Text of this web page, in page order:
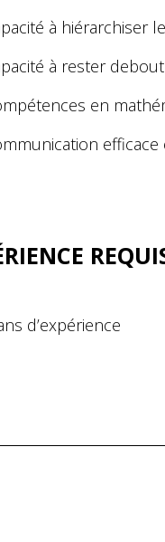
à hiérarchiser
à rester
en
d’expérience